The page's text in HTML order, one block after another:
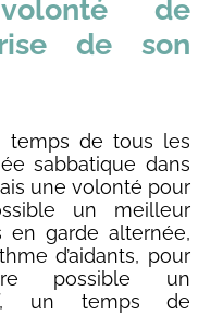
de
de son
temps de tous les
sabbatique dans
une volonté pour
un meilleur
en garde alternée,
d’aidants, pour
possible un
un temps de